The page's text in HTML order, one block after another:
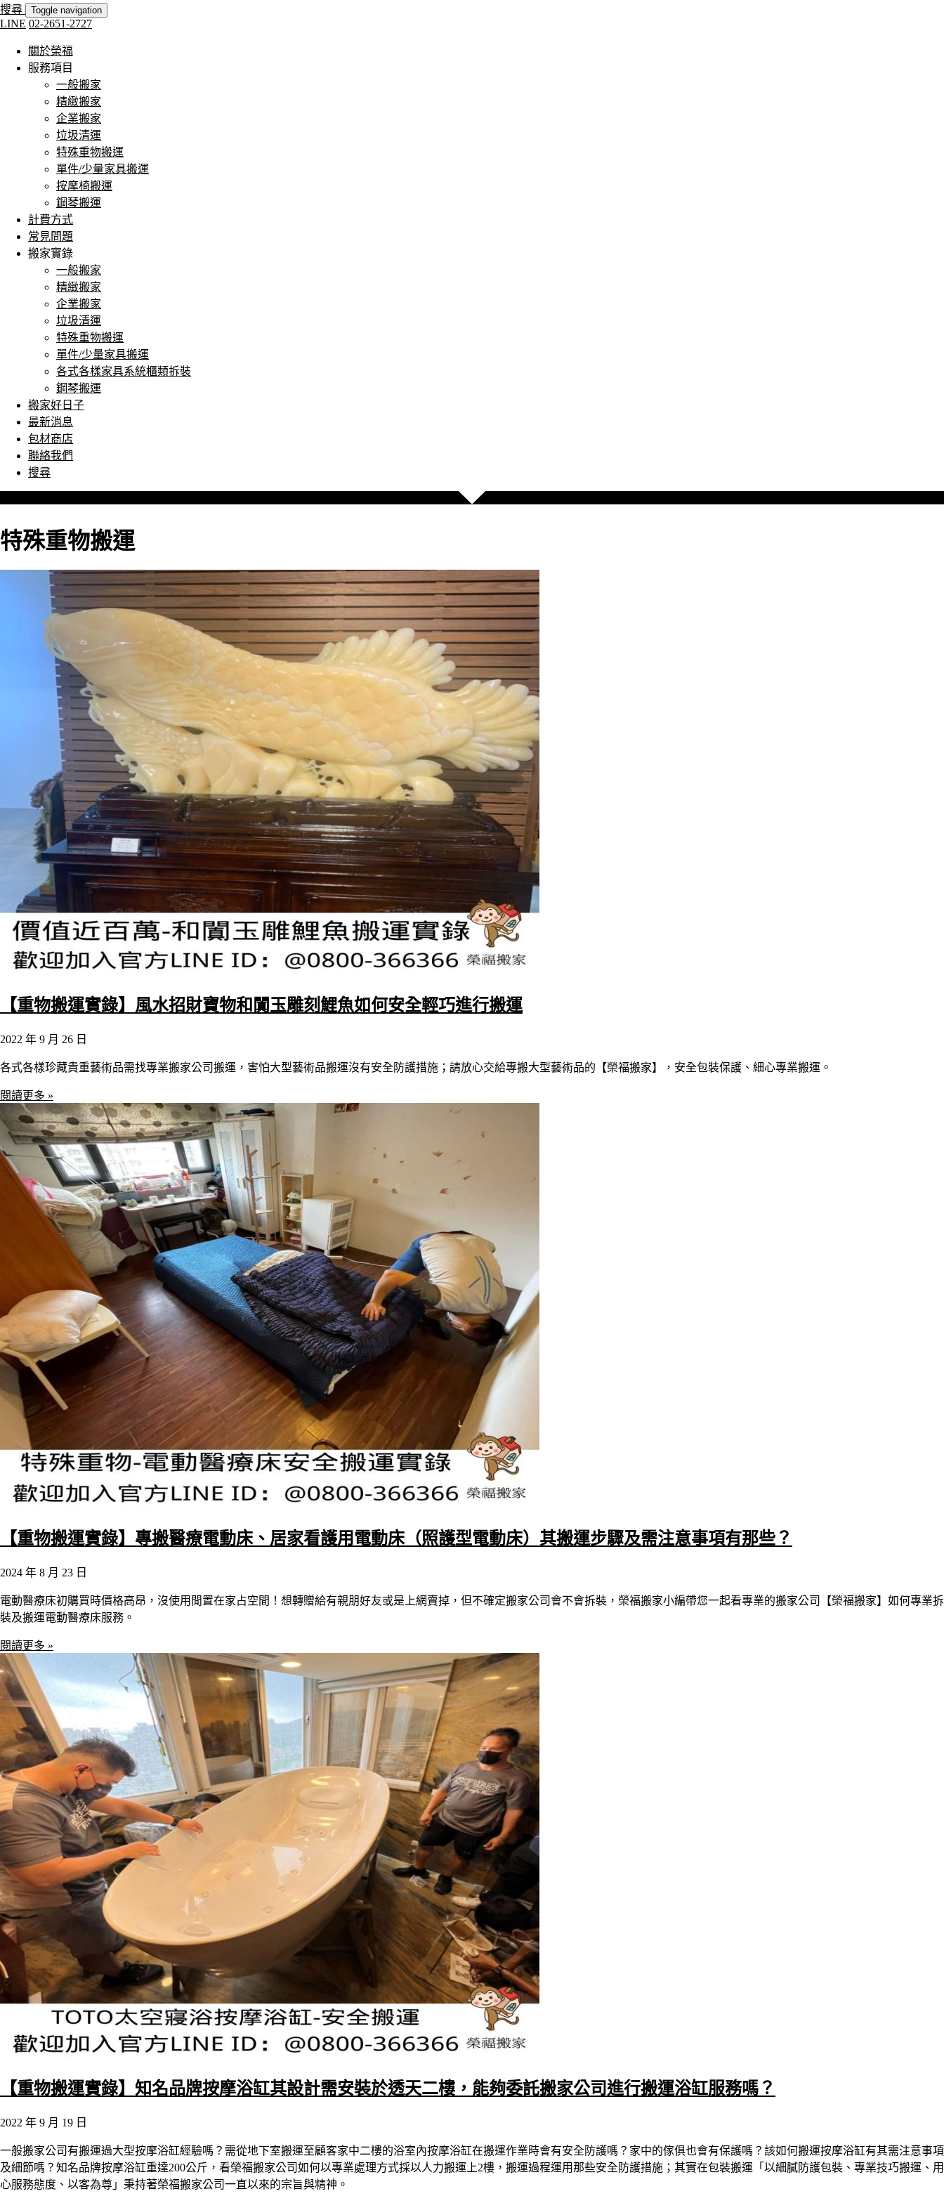
搜尋 Toggle navigation
LINE 02-2651-2727
關於榮福
服務項目
一般搬家
精緻搬家
企業搬家
垃圾清運
特殊重物搬運
單件/少量家具搬運
按摩椅搬運
鋼琴搬運
計費方式
常見問題
搬家實錄
一般搬家
精緻搬家
企業搬家
垃圾清運
特殊重物搬運
單件/少量家具搬運
各式各樣家具系統櫃類拆裝
鋼琴搬運
搬家好日子
最新消息
包材商店
聯絡我們
搜尋
特殊重物搬運
【重物搬運實錄】風水招財寶物和闐玉雕刻鯉魚如何安全輕巧進行搬運
2022 年 9 月 26 日
各式各樣珍藏貴重藝術品需找專業搬家公司搬運，害怕大型藝術品搬運沒有安全防護措施；請放心交給專搬大型藝術品的【榮福搬家】，安全包裝保護、細心專業搬運。
閱讀更多 »
【重物搬運實錄】專搬醫療電動床、居家看護用電動床（照護型電動床）其搬運步驟及需注意事項有那些？
2024 年 8 月 23 日
電動醫療床初購買時價格高昂，沒使用閒置在家占空間！想轉贈給有親朋好友或是上網賣掉，但不確定搬家公司會不會拆裝，榮福搬家小編帶您一起看專業的搬家公司【榮福搬家】如何專業拆
裝及搬運電動醫療床服務。
閱讀更多 »
【重物搬運實錄】知名品牌按摩浴缸其設計需安裝於透天二樓，能夠委託搬家公司進行搬運浴缸服務嗎？
2022 年 9 月 19 日
一般搬家公司有搬運過大型按摩浴缸經驗嗎？需從地下室搬運至顧客家中二樓的浴室內按摩浴缸在搬運作業時會有安全防護嗎？家中的傢俱也會有保護嗎？該如何搬運按摩浴缸有其需注意事項
及細節嗎？知名品牌按摩浴缸重達200公斤，看榮福搬家公司如何以專業處理方式採以人力搬運上2樓，搬運過程運用那些安全防護措施；其實在包裝搬運「以細膩防護包裝、專業技巧搬運、用
心服務態度、以客為尊」秉持著榮福搬家公司一直以來的宗旨與精神。